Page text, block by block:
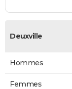
Deuxville
Hommes
Femmes